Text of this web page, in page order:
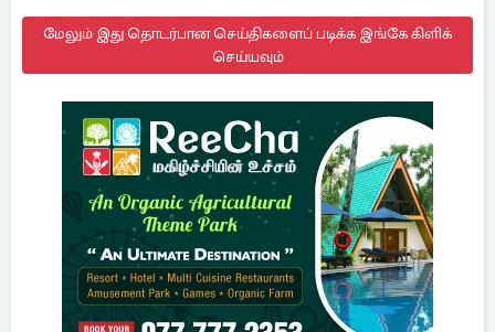
மேலும் இது தொடர்பான செய்திகளைப் படிக்க இங்கே கிளிக்
செய்யவும்